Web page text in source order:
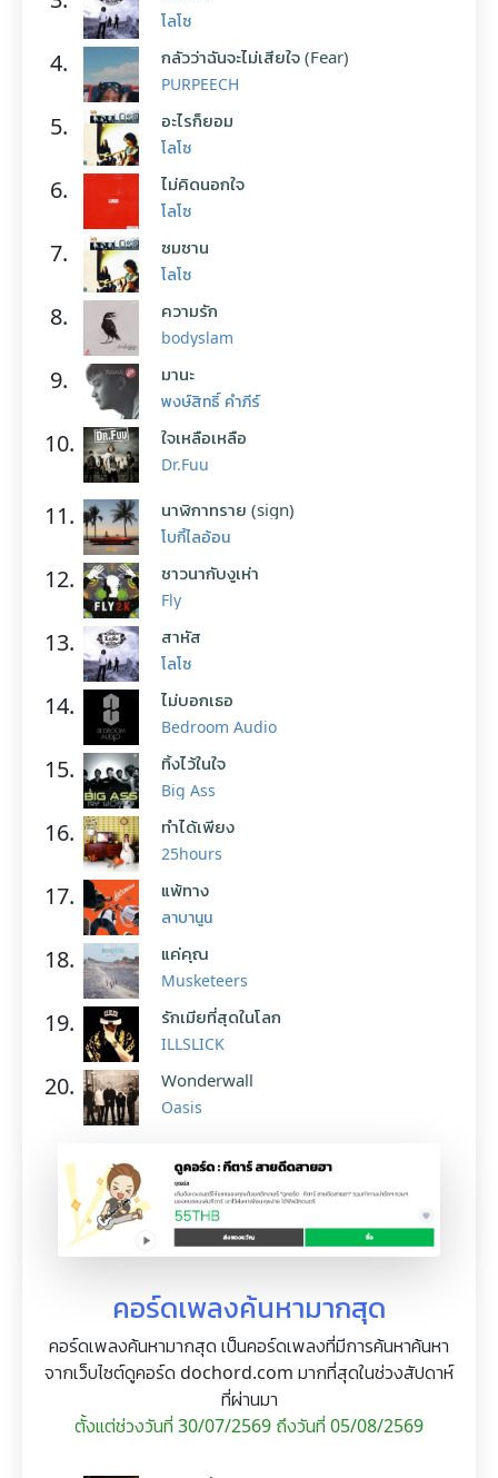
โลโซ
4. กลัวว่าฉันจะไม่เสียใจ (Fear)
PURPEECH
5. อะไรก็ยอม
โลโซ
6. ไม่คิดนอกใจ
โลโซ
7. ซมซาน
โลโซ
8. ความรัก
bodyslam
9. มานะ
พงษ์สิทธิ์ คำภีร์
10. ใจเหลือเหลือ
Dr.Fuu
11. นาฬิกาทราย (sign)
โบกี้ไลอ้อน
12. ชาวนากับงูเห่า
Fly
13. สาหัส
โลโซ
14. ไม่บอกเธอ
Bedroom Audio
15. ทิ้งไว้ในใจ
Big Ass
16. ทำได้เพียง
25hours
17. แพ้ทาง
ลาบานูน
18. แค่คุณ
Musketeers
19. รักเมียที่สุดในโลก
ILLSLICK
20. Wonderwall
Oasis
คอร์ดเพลงค้นหามากสุด
คอร์ดเพลงค้นหามากสุด เป็นคอร์ดเพลงที่มีการค้นหาค้นหา
จากเว็บไซต์ดูคอร์ด dochord.com มากที่สุดในช่วงสัปดาห์
ที่ผ่านมา
ตั้งแต่ช่วงวันที่ 30/07/2569 ถึงวันที่ 05/08/2569